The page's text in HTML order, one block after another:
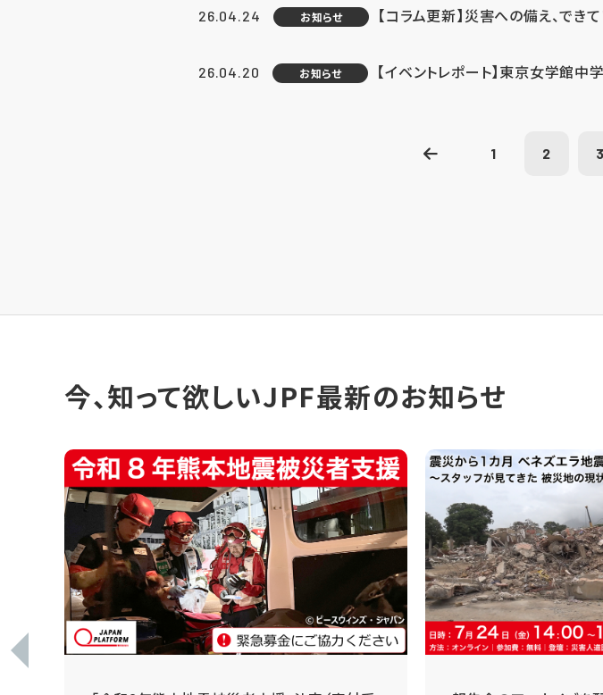
26.04.24 お知らせ 【コラム更新】災害への備え、でき
26.04.20 お知らせ 【イベントレポート】東京女学館
1 2 3
今、知って欲しいJPF最新のお知らせ